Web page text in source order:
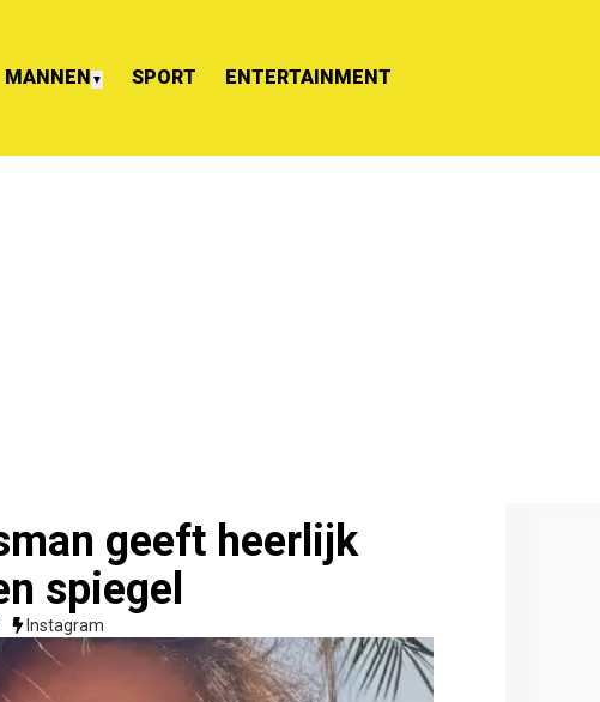
MANNEN ▼ SPORT ENTERTAINMENT
geeft heerlijk
spiegel
Instagram